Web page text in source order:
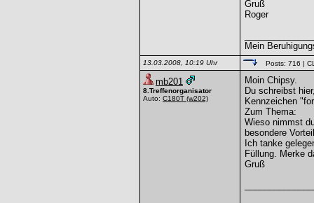
Gruß
Roger
Mein
13.03.2008, 10:19 Uhr Posts: 716 |
mb201
8.Treffenorganisator
Auto: C180T (w202)
Moin Chipsy.
Du schreibst
Kennzeichen
Zum Thema:
Wieso nimmst
besondere
Ich tanke
Füllung. Merke
Gruß